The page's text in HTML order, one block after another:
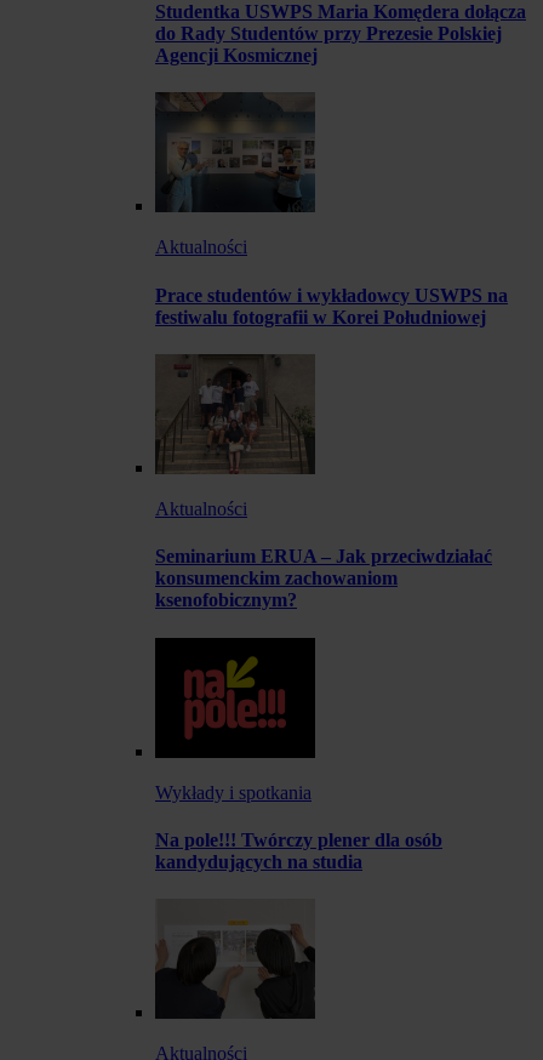
Studentka USWPS Maria Komędera dołącza
do Rady Studentów przy Prezesie Polskiej
Agencji Kosmicznej
Aktualności
Prace studentów i wykładowcy USWPS na
festiwalu fotografii w Korei Południowej
Aktualności
Seminarium ERUA – Jak przeciwdziałać
konsumenckim zachowaniom
ksenofobicznym?
Wykłady i spotkania
Na pole!!! Twórczy plener dla osób
kandydujących na studia
Aktualności